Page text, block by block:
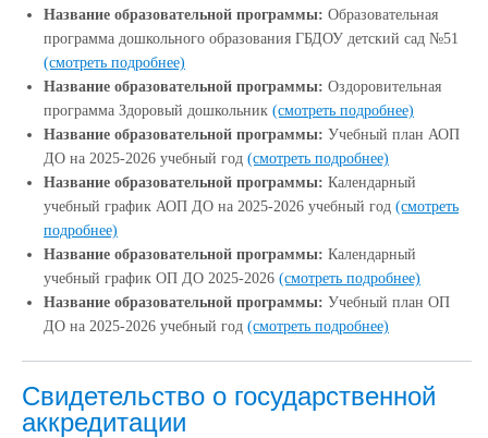
Название образовательной программы: Образовательная
программа дошкольного образования ГБДОУ детский сад №51
(смотреть подробнее)
Название образовательной программы: Оздоровительная
программа Здоровый дошкольник (смотреть подробнее)
Название образовательной программы: Учебный план АОП
ДО на 2025-2026 учебный год (смотреть подробнее)
Название образовательной программы: Календарный
учебный график АОП ДО на 2025-2026 учебный год (смотреть
подробнее)
Название образовательной программы: Календарный
учебный график ОП ДО 2025-2026 (смотреть подробнее)
Название образовательной программы: Учебный план ОП
ДО на 2025-2026 учебный год (смотреть подробнее)
Свидетельство о государственной
аккредитации